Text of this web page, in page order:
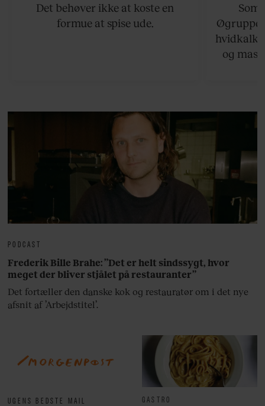
Det behøver ikke at koste en
formue at spise ude.
og
UGENS BEDSTE MAIL GASTRO
PODCAST
Frederik Bille Brahe: ”Det er helt sindssygt, hvor
meget der bliver stjålet på restauranter”
Det fortæller den danske kok og restauratør om i det nye
afsnit af ’Arbejdstitel’.